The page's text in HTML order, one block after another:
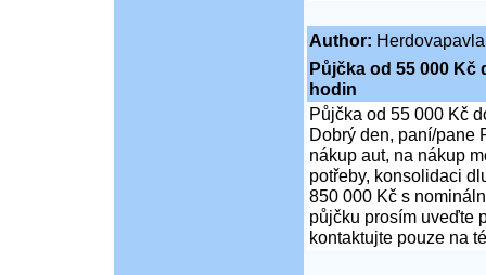
Author: Herdovapavla
Půjčka od 55 000 Kč
hodin
Půjčka od 55 000 Kč
Dobrý den, paní/pane
nákup aut, na nákup
potřeby, konsolidaci
850 000 Kč s
půjčku prosím uveďte
kontaktujte pouze na